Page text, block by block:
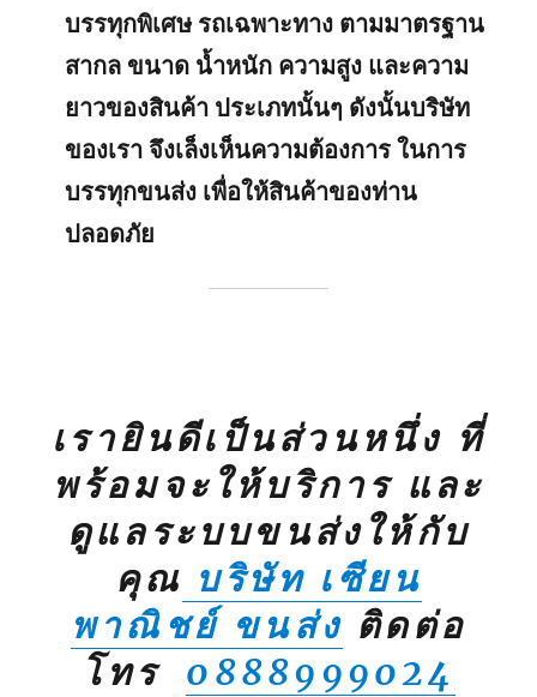
บรรทุกพิเศษ รถเฉพาะทาง ตามมาตรฐาน
สากล ขนาด น้ำหนัก ความสูง และความ
ยาวของสินค้า ประเภทนั้นๆ ดังนั้นบริษัท
ของเรา จึงเล็งเห็นความต้องการ ในการ
บรรทุกขนส่ง เพื่อให้สินค้าของท่าน
ปลอดภัย
เรายินดีเป็นส่วนหนึ่ง ที่
พร้อมจะให้บริการ และ
ดูแลระบบขนส่งให้กับ
คุณ บริษัท เซียน
พาณิชย์ ขนส่ง ติดต่อ
โทร 0888999024